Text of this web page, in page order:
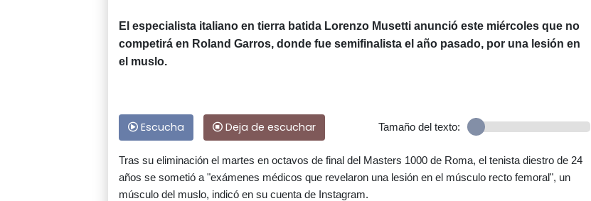
El especialista italiano en tierra batida Lorenzo Musetti anunció este miércoles que no
competirá en Roland Garros, donde fue semifinalista el año pasado, por una lesión en
el muslo.
Escucha Deja de escuchar Tamaño del texto:
Tras su eliminación el martes en octavos de final del Masters 1000 de Roma, el tenista diestro de 24
años se sometió a "exámenes médicos que revelaron una lesión en el músculo recto femoral", un
músculo del muslo, indicó en su cuenta de Instagram.